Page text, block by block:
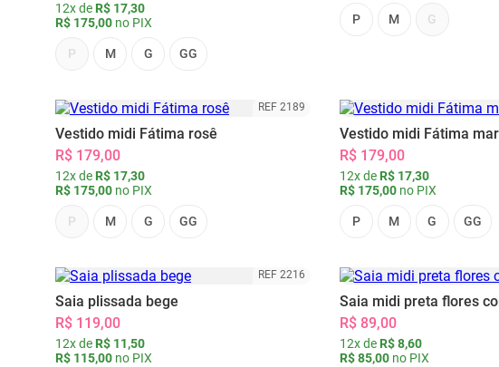
12x de R$ 17,30
R$ 175,00 no PIX
P M G GG
P M G
REF 2189
Vestido midi Fátima rosê
R$ 179,00
12x de R$ 17,30
R$ 175,00 no PIX
P M G GG
Vestido midi Fátima
R$ 179,00
12x de R$ 17,30
R$ 175,00no PIX
P M G GG
REF 2216
Saia plissada bege
R$ 119,00
12x de R$ 11,50
R$ 115,00 no PIX
Saia midi preta flores
R$ 89,00
12x de R$ 8,60
R$ 85,00no PIX